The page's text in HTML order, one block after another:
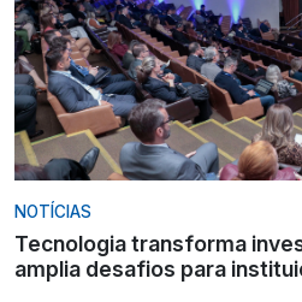
NOTÍCIAS
Tecnologia transforma
amplia desafios para